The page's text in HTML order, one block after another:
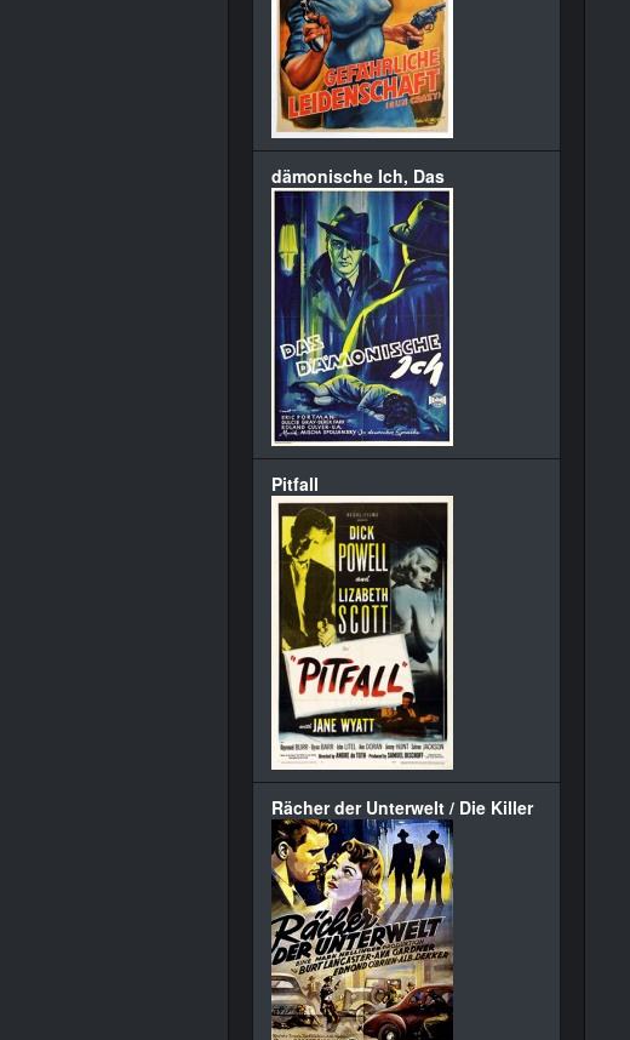
dämonische Ich, Das
Pitfall
Rächer der Unterwelt / Die Killer